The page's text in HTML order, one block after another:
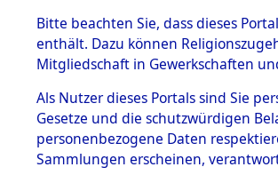
BESTÄNDE
1.
mente
5. Verschiedenes
5.3
Todesmärsche
Bitte beachten Sie, dass dieses
enthält. Dazu können
Mitgliedschaft in Gewerkschaften
Als Nutzer dieses Portals sind Sie
Gesetze und die schutzwürdigen
personenbezogene Daten
Sammlungen erscheinen,